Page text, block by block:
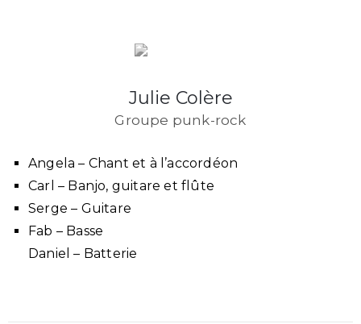
Julie Colère
Groupe punk-rock
Angela – Chant et à l’accordéon
Carl – Banjo, guitare et flûte
Serge – Guitare
Fab – Basse
Daniel – Batterie